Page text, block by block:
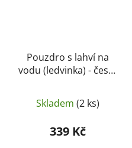
Pouzdro s lahví na
vodu (ledvinka) - český
Skladem (2 ks)
339 Kč